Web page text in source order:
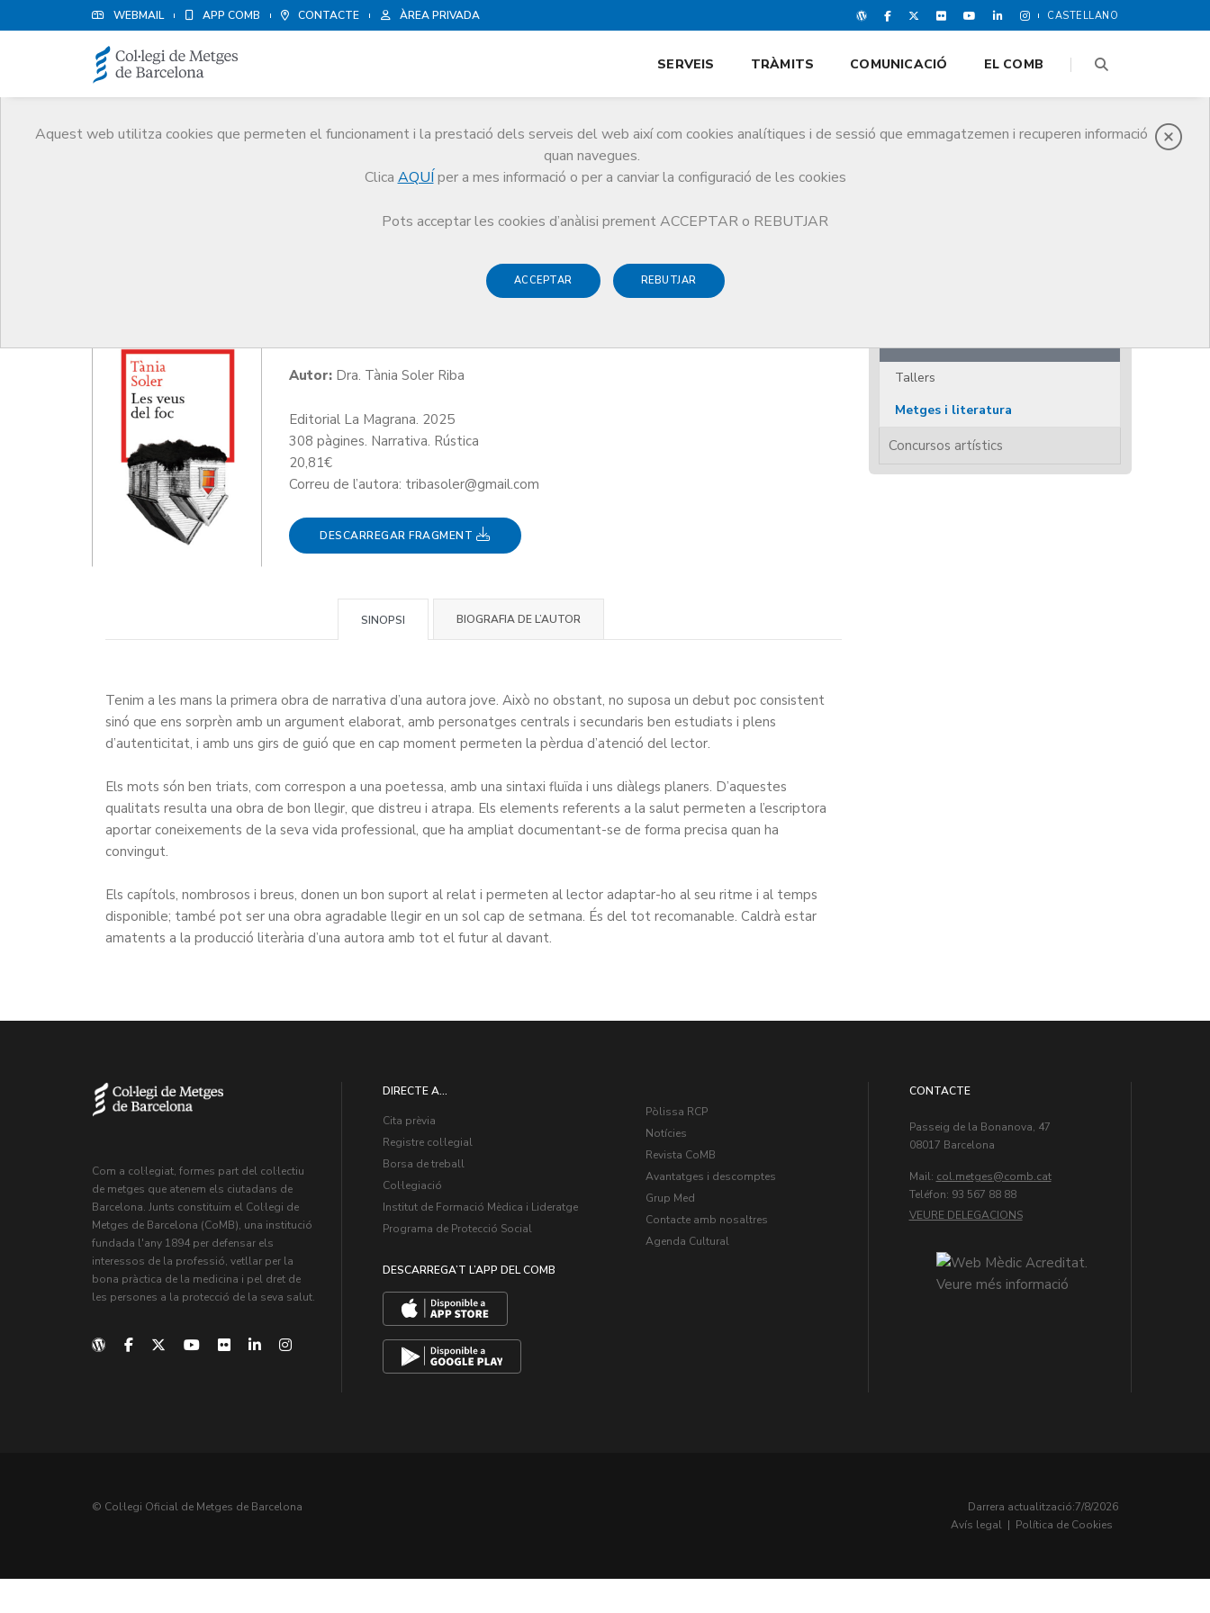
WEBMAIL APP COMB CONTACTE ÀREA PRIVADA CASTELLANO
Aquest web utilitza cookies que permeten el funcionament i la prestació dels serveis del web així com cookies analítiques i de sessió que emmagatzemen i recuperen informació
quan navegues.
Clica AQUÍ per a mes informació o per a canviar la configuració de les cookies
Pots acceptar les cookies d’anàlisi prement ACCEPTAR o REBUTJAR
ACCEPTAR REBUTJAR
SERVEIS TRÀMITS COMUNICACIÓ EL COMB
Metges i literatura Les veus del foc
Autor: Dra. Tània Soler Riba
Editorial La Magrana. 2025
308 pàgines. Narrativa. Rústica
20,81€
Correu de l’autora: tribasoler@gmail.com
DESCARREGAR FRAGMENT
SINOPSI BIOGRAFIA DE L’AUTOR
Tenim a les mans la primera obra de narrativa d’una autora jove. Això no obstant, no suposa un debut poc consistent
sinó que ens sorprèn amb un argument elaborat, amb personatges centrals i secundaris ben estudiats i plens
d’autenticitat, i amb uns girs de guió que en cap moment permeten la pèrdua d’atenció del lector.
Els mots són ben triats, com correspon a una poetessa, amb una sintaxi fluïda i uns diàlegs planers. D’aquestes
qualitats resulta una obra de bon llegir, que distreu i atrapa. Els elements referents a la salut permeten a l’escriptora
aportar coneixements de la seva vida professional, que ha ampliat documentant-se de forma precisa quan ha
convingut.
Els capítols, nombrosos i breus, donen un bon suport al relat i permeten al lector adaptar-ho al seu ritme i al temps
disponible; també pot ser una obra agradable llegir en un sol cap de setmana. És del tot recomanable. Caldrà estar
amatents a la producció literària d’una autora amb tot el futur al davant.
Literatura
Tallers
Metges i literatura
Concursos artístics
Com a col·legiat, formes part del col·lectiu
de metges que atenem els ciutadans de
Barcelona. Junts constituïm el Col·legi de
Metges de Barcelona (CoMB), una institució
fundada l'any 1894 per defensar els
interessos de la professió, vetllar per la
bona pràctica de la medicina i pel dret de
les persones a la protecció de la seva salut.
DIRECTE A...
Cita prèvia
Registre col·legial
Borsa de treball
Col·legiació
Institut de Formació Mèdica i Lideratge
Programa de Protecció Social
DESCARREGA’T L’APP DEL COMB
Pòlissa RCP
Notícies
Revista CoMB
Avantatges i descomptes
Grup Med
Contacte amb nosaltres
Agenda Cultural
CONTACTE
Passeig de la Bonanova, 47
08017 Barcelona
Mail: col.metges
Teléfon: 93 567 88 88
VEURE DELEGACIONS
© Col·legi Oficial de Metges de Barcelona Darrera actualització:7/8/2026
Avís legal | Política de Cookies